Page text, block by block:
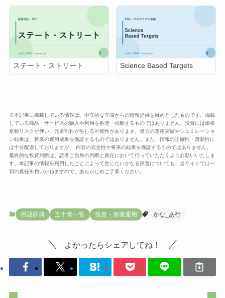
ステート・ストリート Science Based Targets
※本記事に掲載している情報は、中立的な立場からの情報提供を目的としたものです。掲載
している商品・サービスの購入や利用を推奨・強制するものではありません。投資には価格
変動リスクが伴い、元本割れが生じる可能性があります。過去の運用実績やシュミレーショ
ン結果は、将来の運用成果を保証するものではありません。また、情報の正確性・最新性に
は十分配慮しておりますが、 内容の完全性や将来の結果を保証するものではありません。
最終的な投資判断は、読者ご自身の判断と責任において行っていただくようお願いいたしま
す。本記事の情報を利用したことによって生じたいかなる損害についても、当サイトでは一
切の責任を負いかねますので、あらかじめご了承ください。
用語辞典 五十音一覧 投資・資産運用 かな_あ行
よかったらシェアしてね！